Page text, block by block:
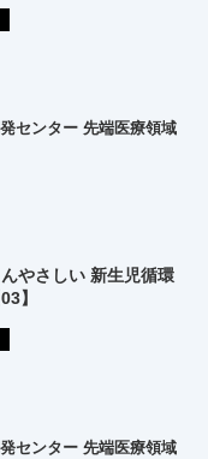
センター 先端医療領域
やさしい 新生児循環
】
センター 先端医療領域